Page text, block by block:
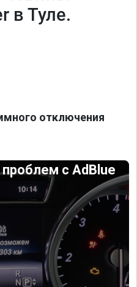
в Туле.
отключения
с AdBlue